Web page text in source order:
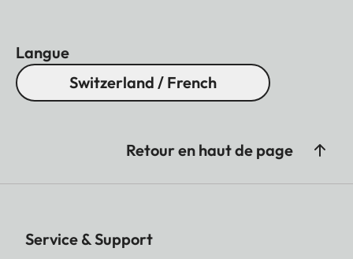
Langue
Switzerland / French
Retour en haut de page
Service & Support